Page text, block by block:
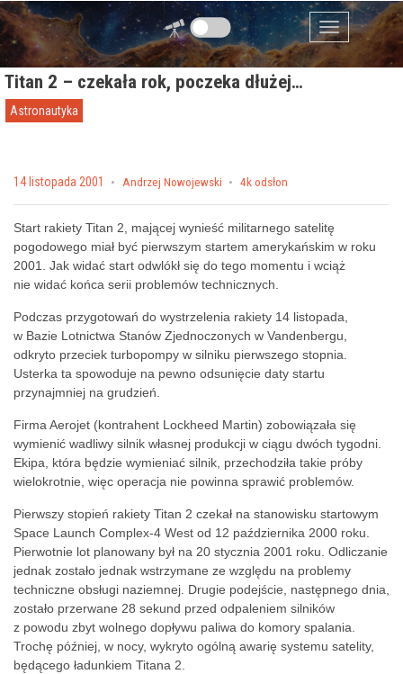
Przejdź do zawartości
Menu
Titan 2 – czekała rok, poczeka dłużej…
Astronautyka
Posted on
14 listopada 2001 by Andrzej Nowojewski 4k odsłon
Start rakiety Titan 2, mającej wynieść militarnego satelitę
pogodowego miał być pierwszym startem amerykańskim w roku
2001. Jak widać start odwlókł się do tego momentu i wciąż
nie widać końca serii problemów technicznych.
Podczas przygotowań do wystrzelenia rakiety 14 listopada,
w Bazie Lotnictwa Stanów Zjednoczonych w Vandenbergu,
odkryto przeciek turbopompy w silniku pierwszego stopnia.
Usterka ta spowoduje na pewno odsunięcie daty startu
przynajmniej na grudzień.
Firma Aerojet (kontrahent Lockheed Martin) zobowiązała się
wymienić wadliwy silnik własnej produkcji w ciągu dwóch tygodni.
Ekipa, która będzie wymieniać silnik, przechodziła takie próby
wielokrotnie, więc operacja nie powinna sprawić problemów.
Pierwszy stopień rakiety Titan 2 czekał na stanowisku startowym
Space Launch Complex-4 West od 12 października 2000 roku.
Pierwotnie lot planowany był na 20 stycznia 2001 roku. Odliczanie
jednak zostało jednak wstrzymane ze względu na problemy
techniczne obsługi naziemnej. Drugie podejście, następnego dnia,
zostało przerwane 28 sekund przed odpaleniem silników
z powodu zbyt wolnego dopływu paliwa do komory spalania.
Trochę później, w nocy, wykryto ogólną awarię systemu satelity,
będącego ładunkiem Titana 2.